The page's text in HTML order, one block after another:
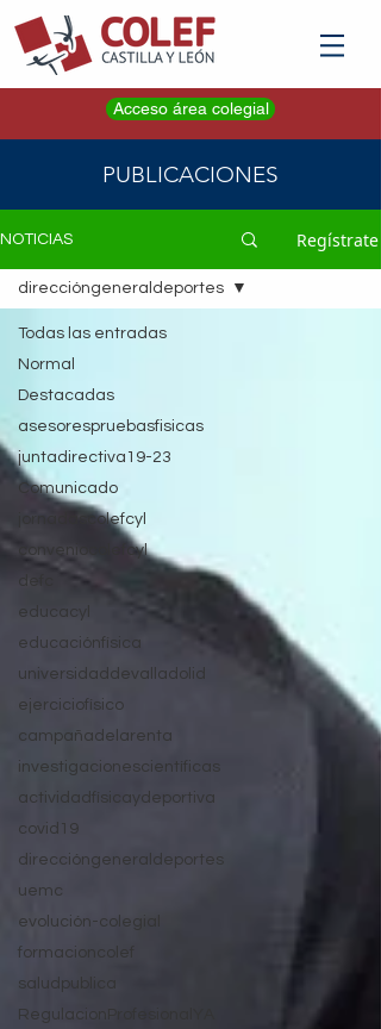
Acceso área colegial
PUBLICACIONES
NOTICIAS Regístrate
Todas las entradas
Normal
Destacadas
asesorespruebasfisicas
juntadirectiva19-23
Comunicado
jornadascolefcyl
conveniocolefcyl
defc
educacyl
educaciónfísica
universidaddevalladolid
ejerciciofísico
campañadelarenta
investigacionescientíficas
actividadfísicaydeportiva
covid19
direccióngeneraldeportes
uemc
evolución-colegial
formacioncolef
saludpublica
RegulacionProfesionalYA
direccióngeneraldeportes